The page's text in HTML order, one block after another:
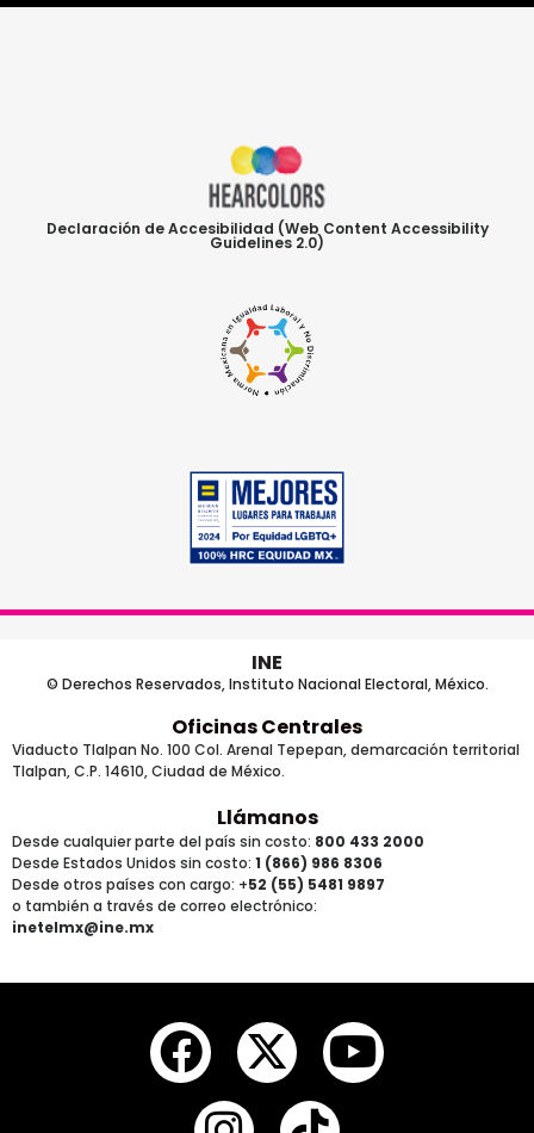
Declaración de Accesibilidad (Web Content Accessibility
Guidelines 2.0)
INE
© Derechos Reservados, Instituto Nacional Electoral, México.
Oficinas Centrales
Viaducto Tlalpan No. 100 Col. Arenal Tepepan, demarcación territorial
Tlalpan, C.P. 14610, Ciudad de México.
Llámanos
Desde cualquier parte del país sin costo: 800 433 2000
Desde Estados Unidos sin costo: 1 (866) 986 8306
Desde otros países con cargo: +52 (55) 5481 9897
o también a través de correo electrónico:
inetelmx@ine.mx